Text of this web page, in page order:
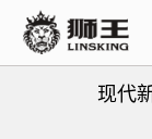
现代